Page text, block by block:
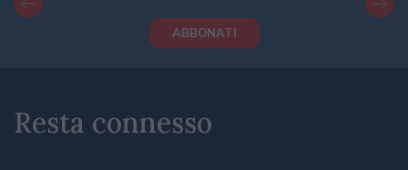
ABBONATI
Resta connesso